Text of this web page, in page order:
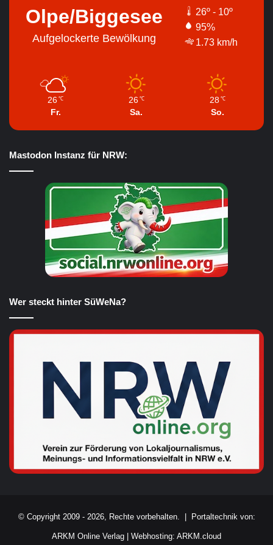
Olpe/Biggesee
Aufgelockerte Bewölkung
26º - 10º
95%
1.73 km/h
26 ℃
Fr.
26 ℃
Sa.
28 ℃
So.
Mastodon Instanz für NRW:
Wer steckt hinter SüWeNa?
© Copyright 2009 - 2026, Rechte vorbehalten. | Portaltechnik von:
ARKM Online Verlag Webhosting: ARKM.cloud